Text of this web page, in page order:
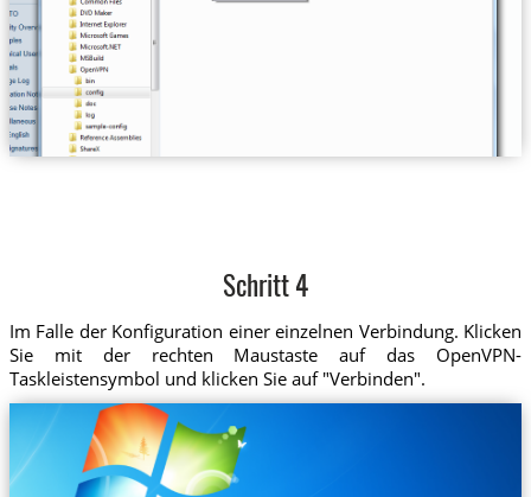
Schritt 4
Im Falle der Konfiguration einer einzelnen Verbindung. Klicken
Sie mit der rechten Maustaste auf das OpenVPN-
Taskleistensymbol und klicken Sie auf "Verbinden".